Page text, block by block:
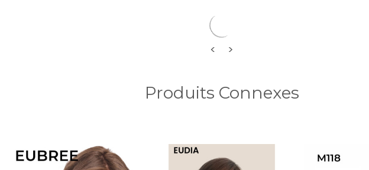
< >
Produits Connexes